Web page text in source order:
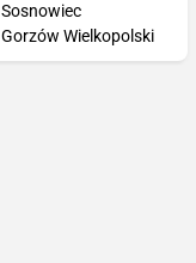
Sosnowiec
Gorzów Wielkopolski